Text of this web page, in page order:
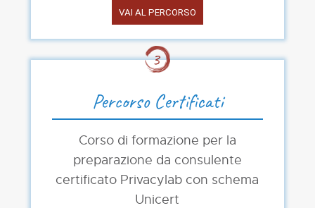
VAI AL PERCORSO
Percorso Certificati
Corso di formazione per la
preparazione da consulente
certificato Privacylab con schema
Unicert